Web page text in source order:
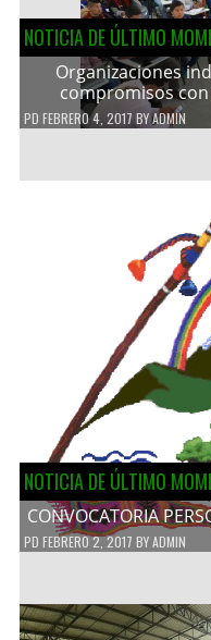
NOTICIA DE ÚLTIMO
Organizaciones
compromisos
PD FEBRERO 4, 2017 BYADMIN
NOTICIA DE ÚLTIMO
CONVOCATORIA
PD FEBRERO 2, 2017 BYADMIN